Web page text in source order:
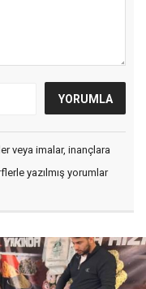
veya imalar, inançlara
yazılmış yorumlar